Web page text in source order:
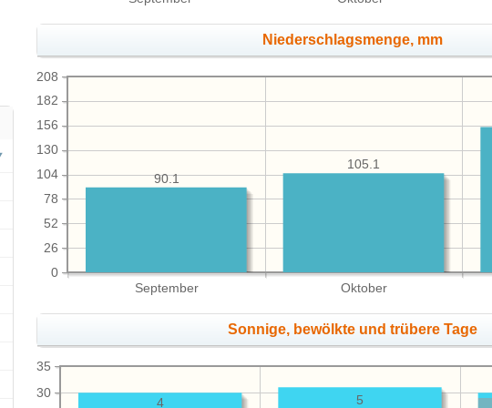
Niederschlagsmenge, mm
September Oktober
0
26
52
78
104
130
156
182
208
105.1
90.1
Sonnige, bewölkte und trübere Tage
30
35
5
4